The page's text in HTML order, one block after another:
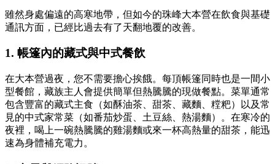
雖然身處偏遠的高寒地帶，但如今的珠峰大本營在飲食與基礎
通訊方面，已經比過去有了天翻地覆的改善。
1. 帳篷內的藏式與中式餐飲
在大本營過夜，您不需要擔心挨餓。每頂帳篷同時也是一間小
型餐館，藏族主人會提供簡單但熱騰騰的現做餐點。菜單通常
包含豐富的藏式主食（如酥油茶、甜茶、藏麵、糛粑）以及常
見的中式家常菜（如番茄炒蛋、土豆絲、熱湯麵）。在寒冷的
夜裡，喝上一碗熱騰騰的雞湯麵或來一杯高熱量的甜茶，能迅
速為身體補充電力。